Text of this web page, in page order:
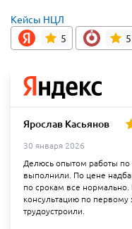
Кейсы НЦЛ
5
5
Ярослав Касьянов
30 января 2026
Делюсь опытом работы
выполнили. По цене
по срокам все нормально.
консультацию по первому
трудоустроили.